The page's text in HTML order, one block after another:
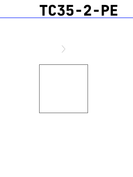
TC35-2-PE